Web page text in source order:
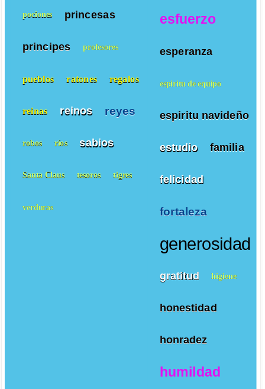
esfuerzo
esperanza
espiritu de equipo
espiritu navideño
estudio familia
felicidad
fortaleza
generosidad
gratitud higiene
honestidad
honradez
humildad
pociones princesas
principes profesores
pueblos ratones regalos
reinas reinos reyes
robos ríos sabios
Santa Claus tesoros tigres
verduras